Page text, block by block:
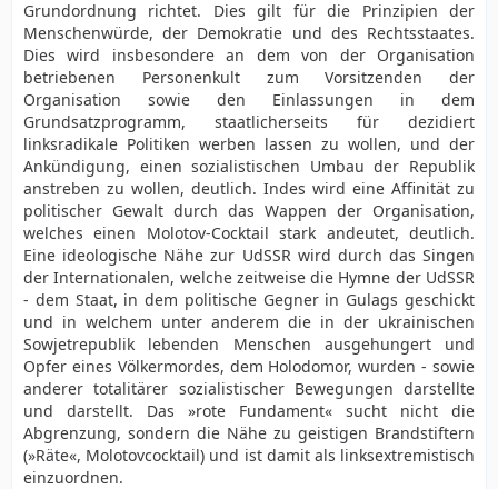
Grundordnung richtet. Dies gilt für die Prinzipien der
Menschenwürde, der Demokratie und des Rechtsstaates.
Dies wird insbesondere an dem von der Organisation
betriebenen Personenkult zum Vorsitzenden der
Organisation sowie den Einlassungen in dem
Grundsatzprogramm, staatlicherseits für dezidiert
linksradikale Politiken werben lassen zu wollen, und der
Ankündigung, einen sozialistischen Umbau der Republik
anstreben zu wollen, deutlich. Indes wird eine Affinität zu
politischer Gewalt durch das Wappen der Organisation,
welches einen Molotov-Cocktail stark andeutet, deutlich.
Eine ideologische Nähe zur UdSSR wird durch das Singen
der Internationalen, welche zeitweise die Hymne der UdSSR
- dem Staat, in dem politische Gegner in Gulags geschickt
und in welchem unter anderem die in der ukrainischen
Sowjetrepublik lebenden Menschen ausgehungert und
Opfer eines Völkermordes, dem Holodomor, wurden - sowie
anderer totalitärer sozialistischer Bewegungen darstellte
und darstellt. Das »rote Fundament« sucht nicht die
Abgrenzung, sondern die Nähe zu geistigen Brandstiftern
(»Räte«, Molotovcocktail) und ist damit als linksextremistisch
einzuordnen.